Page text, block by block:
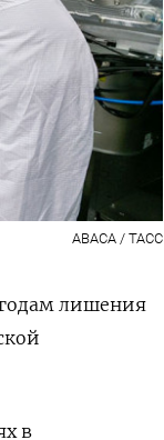
ABACA / ТАСС
лишения
в